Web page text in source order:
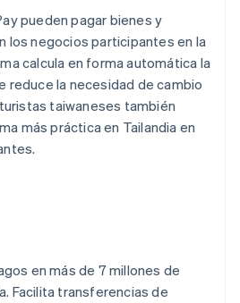
pueden pagar bienes y
los negocios participantes en la
calcula en forma automática la
reduce la necesidad de cambio
taiwaneses también
más práctica en Tailandia en
en más de 7 millones de
Facilita transferencias de